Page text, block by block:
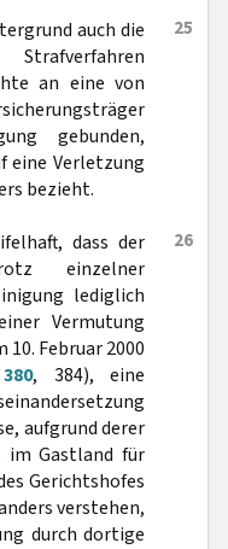
25
auch die
an eine von
gebunden,
eine Verletzung
bezieht.
26
dass der
einzelner
lediglich
Vermutung
Februar 2000
, 384), eine
aufgrund derer
im Gastland für
Gerichtshofes
verstehen,
durch dortige